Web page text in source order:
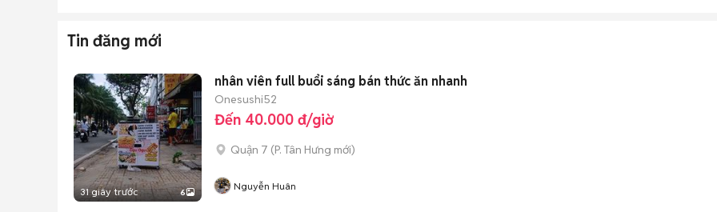
Tin đăng mới
31 giây trước 6
nhân viên full buổi sáng bán thức ăn nhanh
Onesushi52
Đến 40.000 đ/giờ
Quận 7 (P. Tân Hưng mới)
Nguyễn Huân